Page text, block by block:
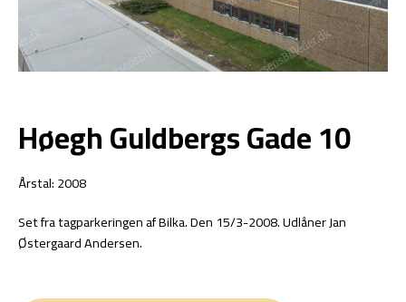
Høegh Guldbergs Gade 10
Årstal: 2008
Set fra tagparkeringen af Bilka. Den 15/3-2008. Udlåner Jan
Østergaard Andersen.